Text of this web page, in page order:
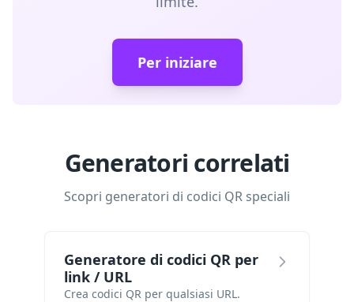
Per iniziare
Generatori correlati
Scopri generatori di codici QR speciali
Generatore di codici QR per
link / URL
Crea codici QR per qualsiasi URL.